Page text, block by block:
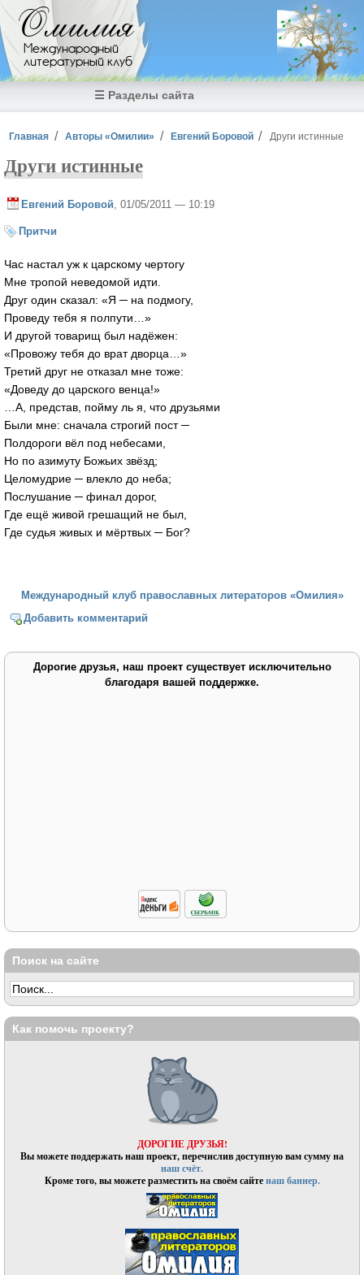
Перейти к основному содержанию
Омилия
Международный
литературный клуб
☰ Разделы сайта
Вы здесь
Главная Авторы «Омилии» Евгений Боровой Други истинные
Други истинные
Евгений Боровой , 01/05/2011 — 10:19
Притчи
Час настал уж к царскому чертогу
Мне тропой неведомой идти.
Друг один сказал: «Я ─ на подмогу,
Проведу тебя я полпути…»
И другой товарищ был надёжен:
«Провожу тебя до врат дворца…»
Третий друг не отказал мне тоже:
«Доведу до царского венца!»
…А, представ, пойму ль я, что друзьями
Были мне: сначала строгий пост ─
Полдороги вёл под небесами,
Но по азимуту Божьих звёзд;
Целомудрие ─ влекло до неба;
Послушание ─ финал дорог,
Где ещё живой грешащий не был,
Где судья живых и мёртвых ─ Бог?
Международный клуб православных литераторов «Омилия»
Добавить комментарий
Дорогие друзья, наш проект существует исключительно
благодаря вашей поддержке.
Поиск на сайте
Как помочь проекту?
ДОРОГИЕ ДРУЗЬЯ!
Вы можете поддержать наш проект, перечислив доступную вам сумму на
наш счёт.
Кроме того, вы можете разместить на своём сайтенаш баннер.